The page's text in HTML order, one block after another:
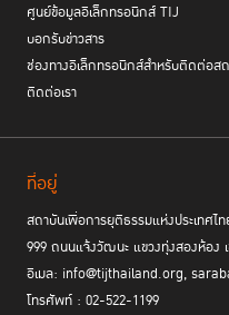
ศูนย์ข้อมูลอิเล็กทรอนิกส์ TIJ
บอกรับข่าวสาร
ช่องทางอิเล็กทรอนิกส์สำหรับติดต่อส
ติดต่อเรา
ที่อยู่
สถาบันเพื่อการยุติธรรมแห่งประเทศไ
999 ถนนแจ้งวัฒนะ แขวงทุ่งสองห้อง
อีเมล: info@tijthailand.org,
โทรศัพท์ : 02-522-1199